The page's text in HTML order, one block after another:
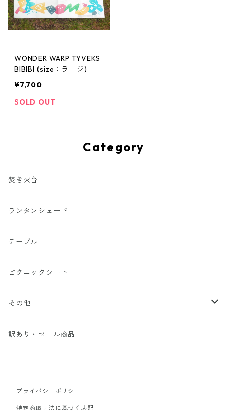
WONDER WARP TYVEKS
BIBIBI (size：ラージ)
¥7,700
SOLD OUT
Category
焚き火台
ランタンシェード
テーブル
ピクニックシート
その他
コーヒードリッパー
訳あり・セール商品
プライバシーポリシー
特定商取引法に基づく表記